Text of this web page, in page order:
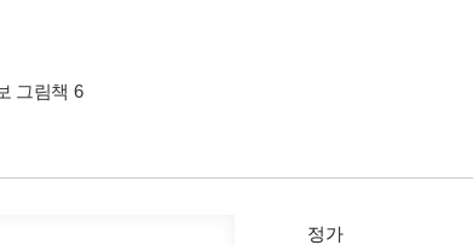
그림책 6
정가